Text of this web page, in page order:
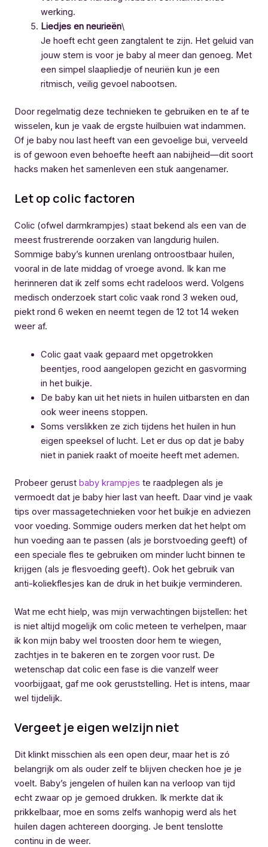
werking.
Liedjes en neurieën\
Je hoeft echt geen zangtalent te zijn. Het geluid van
jouw stem is voor je baby al meer dan genoeg. Met
een simpel slaapliedje of neuriën kun je een
ritmisch, veilig gevoel nabootsen.
Door regelmatig deze technieken te gebruiken en te af te
wisselen, kun je vaak de ergste huilbuien wat indammen.
Of je baby nou last heeft van een gevoelige bui, verveeld
is of gewoon even behoefte heeft aan nabijheid—dit soort
hacks maken het samenleven een stuk aangenamer.
Let op colic factoren
Colic (ofwel darmkrampjes) staat bekend als een van de
meest frustrerende oorzaken van langdurig huilen.
Sommige baby’s kunnen urenlang ontroostbaar huilen,
vooral in de late middag of vroege avond. Ik kan me
herinneren dat ik zelf soms echt radeloos werd. Volgens
medisch onderzoek start colic vaak rond 3 weken oud,
piekt rond 6 weken en neemt tegen de 12 tot 14 weken
weer af.
Colic gaat vaak gepaard met opgetrokken
beentjes, rood aangelopen gezicht en gasvorming
in het buikje.
De baby kan uit het niets in huilen uitbarsten en dan
ook weer ineens stoppen.
Soms verslikken ze zich tijdens het huilen in hun
eigen speeksel of lucht. Let er dus op dat je baby
niet in paniek raakt of moeite heeft met ademen.
Probeer gerust baby krampjes te raadplegen als je
vermoedt dat je baby hier last van heeft. Daar vind je vaak
tips over massagetechnieken voor het buikje en adviezen
voor voeding. Sommige ouders merken dat het helpt om
hun voeding aan te passen (als je borstvoeding geeft) of
een speciale fles te gebruiken om minder lucht binnen te
krijgen (als je flesvoeding geeft). Ook het gebruik van
anti-koliekflesjes kan de druk in het buikje verminderen.
Wat me echt hielp, was mijn verwachtingen bijstellen: het
is niet altijd mogelijk om colic meteen te verhelpen, maar
ik kon mijn baby wel troosten door hem te wiegen,
zachtjes in te bakeren en te zorgen voor rust. De
wetenschap dat colic een fase is die vanzelf weer
voorbijgaat, gaf me ook geruststelling. Het is intens, maar
wel tijdelijk.
Vergeet je eigen welzijn niet
Dit klinkt misschien als een open deur, maar het is zó
belangrijk om als ouder zelf te blijven checken hoe je je
voelt. Baby’s jengelen of huilen kan na verloop van tijd
echt zwaar op je gemoed drukken. Ik merkte dat ik
prikkelbaar, moe en soms zelfs wanhopig werd als het
huilen dagen achtereen doorging. Je bent tenslotte
continu in de weer.